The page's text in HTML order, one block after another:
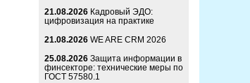
21.08.2026 Кадровый ЭДО:
цифровизация на практике
21.08.2026 WE ARE CRM 2026
25.08.2026 Защита информации в
финсекторе: технические меры по
ГОСТ 57580.1